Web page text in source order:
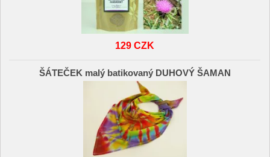
129 CZK
ŠÁTEČEK malý batikovaný DUHOVÝ ŠAMAN